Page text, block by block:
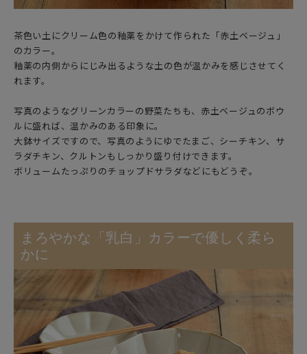
茶色い土にクリーム色の釉薬をかけて作られた「赤土ベージュ」
のカラー。
釉薬の内側からにじみ出るような土の色が温かみを感じさせてく
れます。
写真のようなグリーンカラーの野菜たちも、赤土ベージュのボウ
ルに盛れば、温かみのある印象に。
大鉢サイズですので、写真のようにゆでたまご、シーチキン、サ
ラダチキン、クルトンもしっかり盛り付けできます。
ボリュームたっぷりのチョップドサラダなどにもどうぞ。
まろやかな「乳白」カラーで優しく柔ら
かに